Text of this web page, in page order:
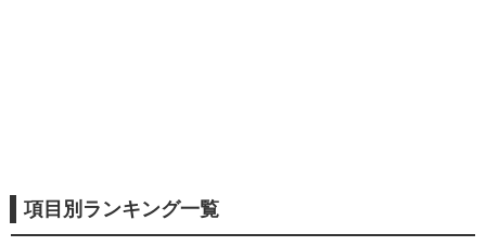
項目別ランキング一覧